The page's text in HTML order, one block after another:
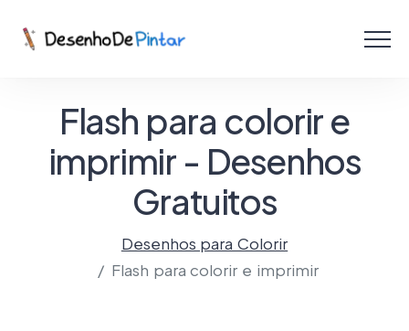
Colorir Online
Criar com IA!
Flash para colorir e
imprimir - Desenhos
Gratuitos
Desenhos para Colorir
Flash para colorir e imprimir